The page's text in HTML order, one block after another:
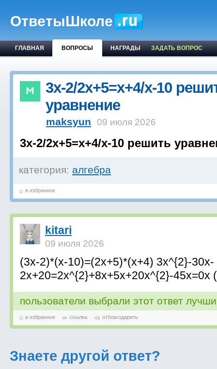
ОтветыШколе
ГЛАВНАЯ ВОПРОСЫ НАГРАДЫ ЗАДАТЬ ВОПРОС
3x-2/2x+5=x+4/x-10
уравнение
maksyun 09 июля 2026
3x-2/2x+5=x+4/x-10 решить
категория: алгебра
в избранное
kitari
09 июля 2026
(3x-2)*(x-10)=(2x+5)*(x+4) 3x^{2}-30x-
2x+20=2x^{2}+8x+5x+20x^{2}-45x=0x
пользователи выбрали этот ответ
в избранное ссылка отблагодарить
Знаете другой ответ?